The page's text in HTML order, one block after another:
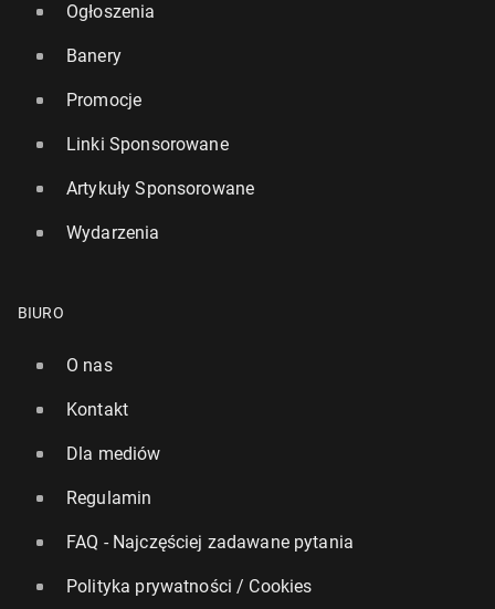
Ogłoszenia
Banery
Promocje
Linki Sponsorowane
Artykuły Sponsorowane
Wydarzenia
BIURO
O nas
Kontakt
Dla mediów
Regulamin
FAQ - Najczęściej zadawane pytania
Polityka prywatności / Cookies